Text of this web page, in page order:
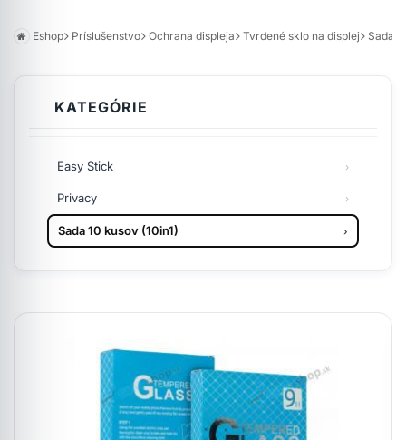
Eshop Príslušenstvo Ochrana displeja Tvrdené sklo na displej Sada
KATEGÓRIE
Easy Stick
Privacy
Sada 10 kusov (10in1)